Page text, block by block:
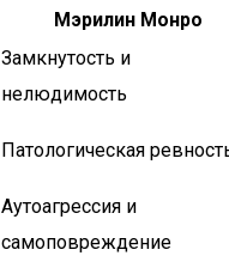
Мэрилин Монро
Замкнутость и
нелюдимость
Патологическая
Аутоагрессия и
самоповреждение